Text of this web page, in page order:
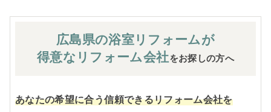
広島県の浴室 リフォームが
得意なリフォーム会社をお探しの方へ
あなたの希望に合う信頼できるリフォーム会社を